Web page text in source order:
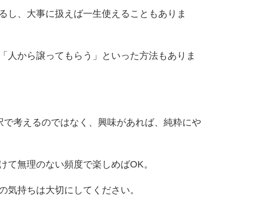
し、大事に扱えば一生使えることもありま
人から譲ってもらう」といった方法もありま
考えるのではなく、興味があれば、純粋にや
て無理のない頻度で楽しめばOK。
気持ちは大切にしてください。